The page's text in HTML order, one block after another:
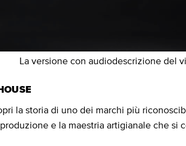
La versione con audiodescrizione del
la storia di uno dei marchi più
e la maestria artigianale che si